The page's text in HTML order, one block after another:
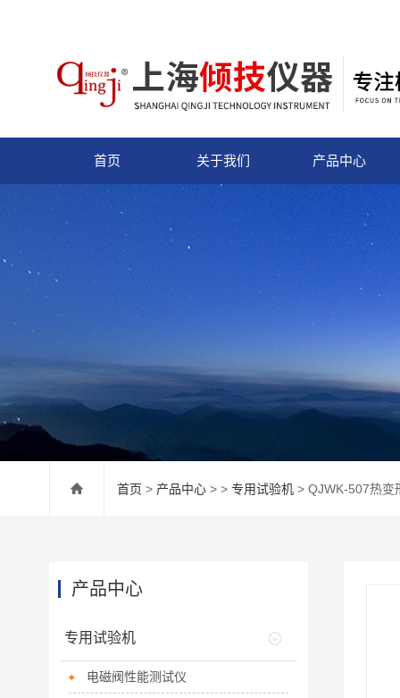
首页 关于我们 产品中心
首页 > 产品中心 > > 专用试验机 > QJWK-507热变
产品中心
专用试验机
电磁阀性能测试仪